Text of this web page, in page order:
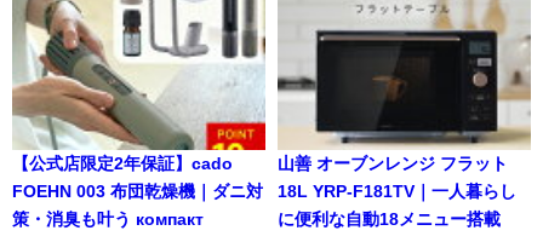
【公式店限定2年保証】cado
FOEHN 003 布団乾燥機｜ダニ対
策・消臭も叶う компакт
山善 オーブンレンジ フラット
18L YRP-F181TV｜一人暮らし
に便利な自動18メニュー搭載